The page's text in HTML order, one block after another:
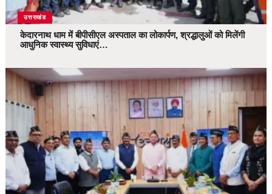
उत्तराखंड
केदारनाथ धाम में बीपीसीएल अस्पताल का लोकार्पण, श्रद्धालुओं को मिलेंगी
आधुनिक स्वास्थ्य सुविधाएं…